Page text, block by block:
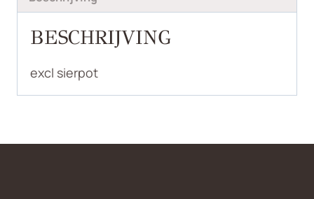
BESCHRIJVING
excl sierpot